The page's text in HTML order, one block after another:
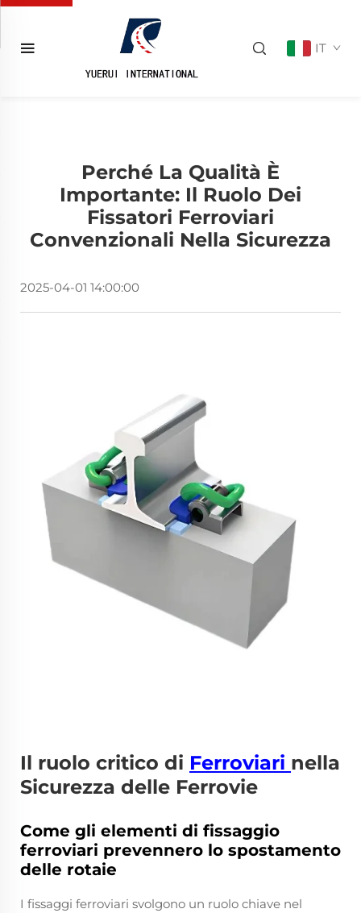
IT
Perché La Qualità È
Importante: Il Ruolo Dei
Fissatori Ferroviari
Convenzionali Nella Sicurezza
2025-04-01 14:00:00
Il ruolo critico di Ferroviari nella
Sicurezza delle Ferrovie
Come gli elementi di fissaggio
ferroviari prevennero lo spostamento
delle rotaie
I fissaggi ferroviari svolgono un ruolo chiave nel